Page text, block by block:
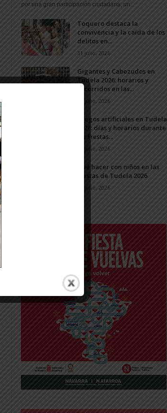
por una gran participación ciudadana, un...
Toquero destaca la
convivencia y la caída de los
delitos en...
31 julio, 2026
Gigantes y Cabezudos en
Tudela 2026: horarios y
recorridos en las...
25 julio, 2026
Fuegos artificiales en Tudela
2026: días y horarios durante
las Fiestas...
24 julio, 2026
Qué hacer con niños en las
Fiestas de Tudela 2026
23 julio, 2026